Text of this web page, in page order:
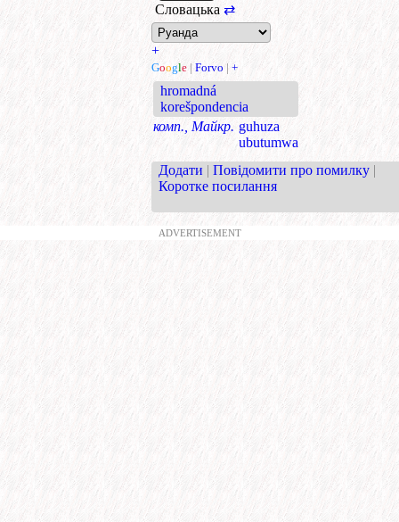
Словацька ⇄
+
Google | Forvo | +
hromadná
korešpondencia
комп., Майкр. guhuza
ubutumwa
Додати | Повідомити про помилку |
Коротке посилання
ADVERTISEMENT